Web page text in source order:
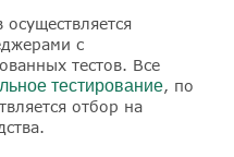
с
тестов. Все
тестирование, по
отбор на